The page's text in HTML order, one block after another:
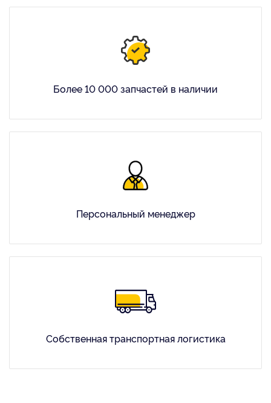
Более 10 000 запчастей в наличии
Персональный менеджер
Собственная транспортная логистика